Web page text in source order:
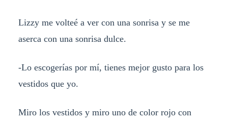
Lizzy me volteé a ver con una sonrisa y se me
aserca con una sonrisa dulce.
-Lo escogerías por mí, tienes mejor gusto para los
vestidos que yo.
Miro los vestidos y miro uno de color rojo con